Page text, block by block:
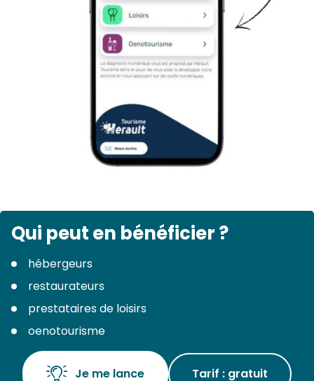
Qui peut en bénéficier ?
hébergeurs
restaurateurs
prestataires de loisirs
oenotourisme
Je me lance Tarif : gratuit